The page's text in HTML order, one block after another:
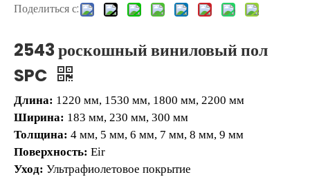
L2663 LVT Полы
Поделиться с:
2543 роскошный виниловый пол
SPC
Длина: 1220 мм, 1530 мм, 1800 мм, 2200 мм
Ширина: 183 мм, 230 мм, 300 мм
Толщина: 4 мм, 5 мм, 6 мм, 7 мм, 8 мм, 9 мм
Поверхность: Eir
Уход: Ультрафиолетовое покрытие